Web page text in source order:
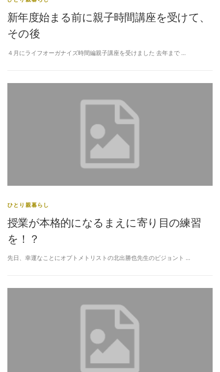
新年度始まる前に親子時間講座を受けて、
その後
４月にライフオーガナイズ時間編親子講座を受けました 去年まで …
ひとり親暮らし
授業が本格的になるまえに寄り目の練習
を！？
先日、幸運なことにオプトメトリストの北出勝也先生のビジョント …